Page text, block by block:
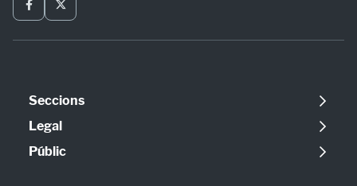
Seccions
Política
Opinió
Legal
Avís legal
Públic